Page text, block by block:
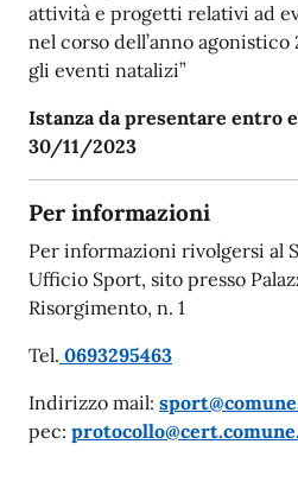
attività e progetti relativi ad
nel corso dell’anno
gli eventi natalizi”
Istanza da presentare entro
30/11/2023
Per informazioni
Per informazioni rivolgersi al
Ufficio Sport, sito presso
Risorgimento, n. 1
Tel. 0693295463
Indirizzo mail:
pec: